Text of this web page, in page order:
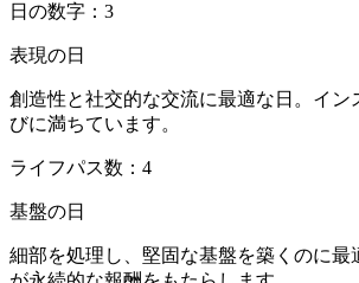
日の数字：3
表現の日
創造性と社交的な交流に最適な日。イン
びに満ちています。
ライフパス数：4
基盤の日
細部を処理し、堅固な基盤を築くのに最